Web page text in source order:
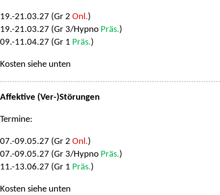
19.-21.03.27 (Gr 2 Onl.)
19.-21.03.27 (Gr 3/Hypno Präs.)
09.-11.04.27 (Gr 1 Präs.)
Kosten siehe unten
Affektive (Ver-)Störungen
Termine:
07.-09.05.27 (Gr 2 Onl.)
07.-09.05.27 (Gr 3/Hypno Präs.)
11.-13.06.27 (Gr 1 Präs.)
Kosten siehe unten